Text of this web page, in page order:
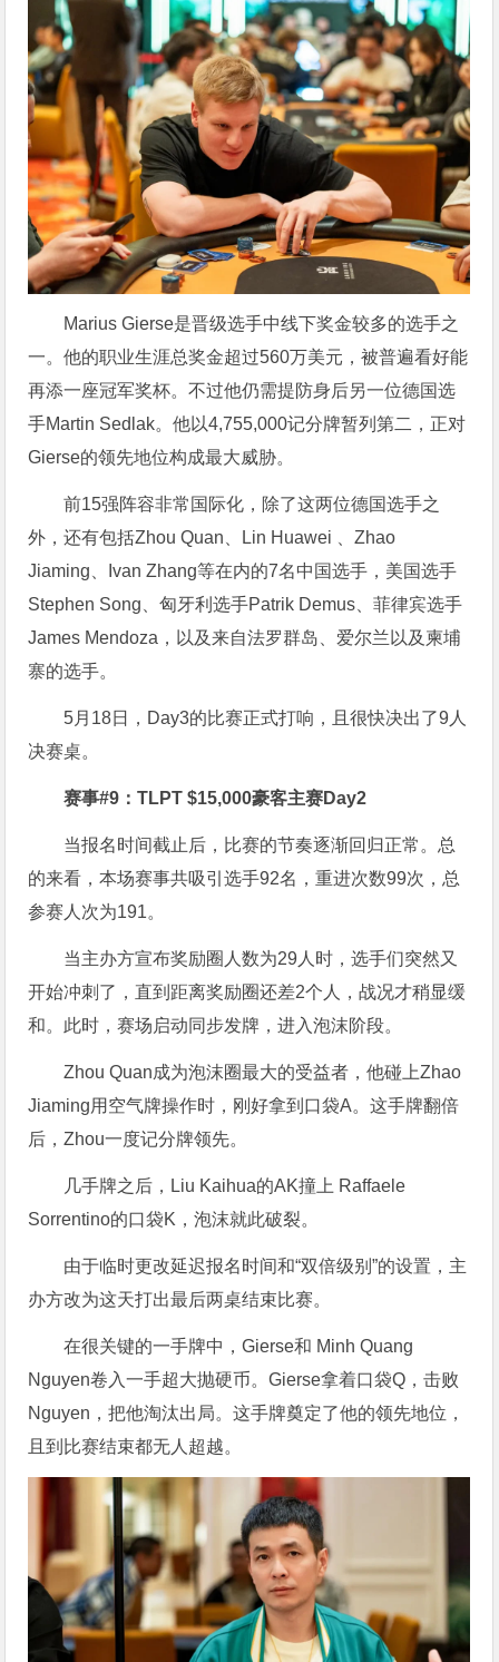
Marius Gierse是晋级选手中线下奖金较多的选手之
一。他的职业生涯总奖金超过560万美元，被普遍看好能
再添一座冠军奖杯。不过他仍需提防身后另一位德国选
手Martin Sedlak。他以4,755,000记分牌暂列第二，正对
Gierse的领先地位构成最大威胁。
前15强阵容非常国际化，除了这两位德国选手之
外，还有包括Zhou Quan、
Lin Huawei 、Zhao
Jiaming、
Ivan Zhang等在内的7名中国选手，美国选手
Stephen Song、匈牙利选手Patrik Demus、菲律宾选手
James Mendoza，以及来自法罗群岛、爱尔兰以及柬埔
寨的选手。
5月18日，Day3的比赛正式打响，且很快决出了9人
决赛桌。
赛事#9：TLPT $15,000豪客主赛Day2
当报名时间截止后，比赛的节奏逐渐回归正常。总
的来看，本场赛事共吸引选手92名，重进次数99次，总
参赛人次为191。
当主办方宣布奖励圈人数为29人时，选手们突然又
开始冲刺了，直到距离奖励圈还差2个人，战况才稍显缓
和。此时，赛场启动同步发牌，进入泡沫阶段。
Zhou Quan成为泡沫圈最大的受益者，他碰上Zhao
Jiaming用空气牌操作时，刚好拿到口袋A。这手牌翻倍
后，Zhou一度记分牌领先。
几手牌之后，Liu Kaihua的AK撞上 Raffaele
Sorrentino的口袋K，泡沫就此破裂。
由于临时更改延迟报名时间和“双倍级别”的设置，主
办方改为这天打出最后两桌结束比赛。
在很关键的一手牌中，Gierse和 Minh Quang
Nguyen卷入一手超大抛硬币。Gierse拿着口袋Q，击败
Nguyen，把他淘汰出局。这手牌奠定了他的领先地位，
且到比赛结束都无人超越。